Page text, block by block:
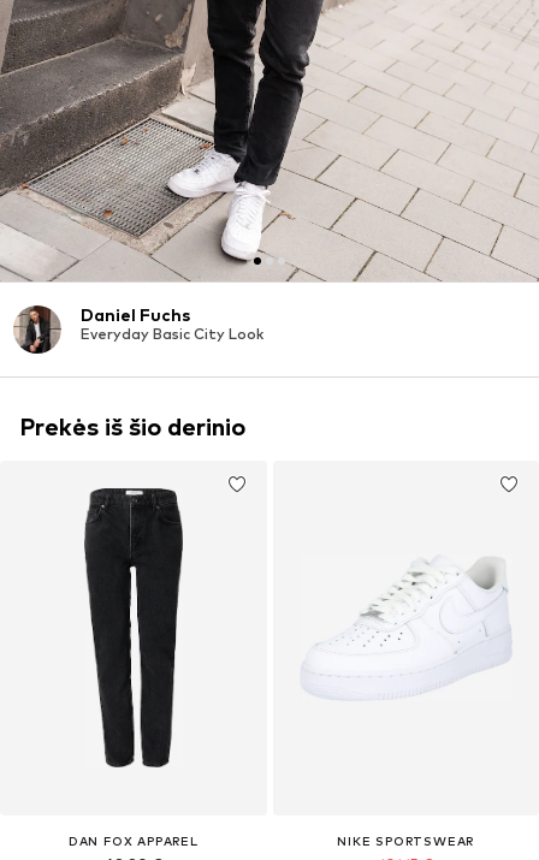
Daniel Fuchs
Everyday Basic City Look
Prekės iš šio derinio
DAN FOX APPAREL NIKE SPORTSWEAR